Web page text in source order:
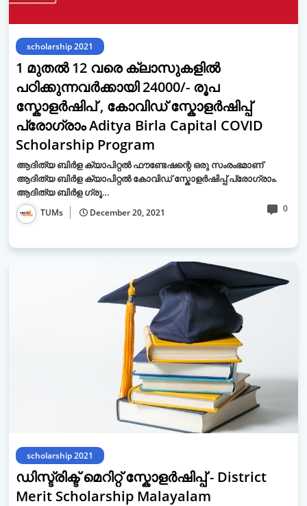
scholarship 2021
1 മുതൽ 12 വരെ ക്ലാസുകളിൽ
പഠിക്കുന്നവർക്കായി 24000/- രൂപ
സ്കോളർഷിപ് , കോവിഡ് സ്കോളർഷിപ്പ്
പ്രോഗ്രാം Aditya Birla Capital COVID
Scholarship Program
ആദിത്യ ബിർള ക്യാപിറ്റൽ ഫൗണ്ടേഷന്റെ ഒരു സംരംഭമാണ്
ആദിത്യ ബിർള ക്യാപിറ്റൽ കോവിഡ് സ്കോളർഷിപ്പ് പ്രോഗ്രാം.
ആദിത്യ ബിർള ഗ്രൂ…
TUMs December 20, 2021 0
scholarship 2021
ഡിസ്ട്രിക്ട് മെറിറ്റ് സ്കോളർഷിപ്പ് - District
Merit Scholarship Malayalam